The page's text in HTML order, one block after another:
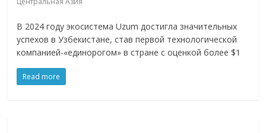
В 2024 году экосистема Uzum достигла значительных
успехов в Узбекистане, став первой технологической
компанией-«единорогом» в стране с оценкой более $1
Read more